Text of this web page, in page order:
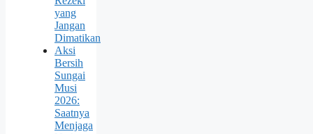
yang
Jangan
Dimatikan
Aksi
Bersih
Sungai
Musi
2026:
Saatnya
Menjaga